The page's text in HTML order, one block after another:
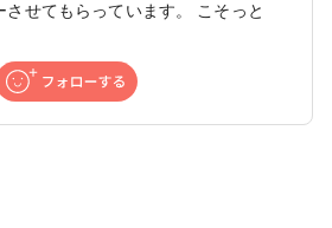
させてもらっています。 こそっと